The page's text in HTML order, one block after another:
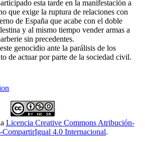
esta tarde en la manifestación a
que exige la ruptura de relaciones con
de España que acabe con el doble
y al mismo tiempo vender armas a
sin precedentes.
genocidio ante la parálisis de los
de actuar por parte de la sociedad civil.
Licencia Creative Commons Atribución-
4.0 Internacional.